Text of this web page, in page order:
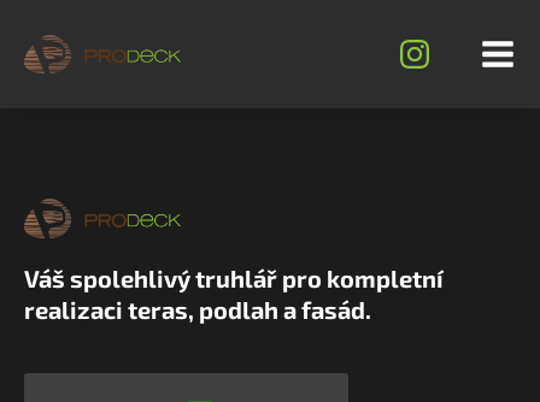
Váš spolehlivý truhlář pro kompletní
realizaci teras, podlah a fasád.